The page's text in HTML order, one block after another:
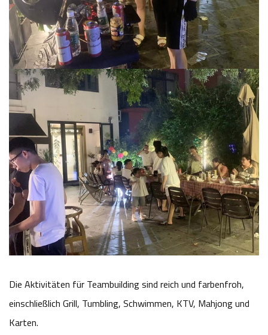
Die Aktivitäten für Teambuilding sind reich und farbenfroh,
einschließlich Grill, Tumbling, Schwimmen, KTV, Mahjong und
Karten.